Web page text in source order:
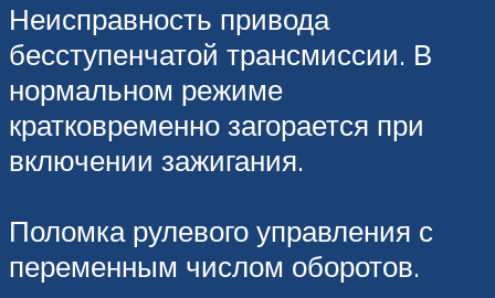
Неисправность привода
бесступенчатой трансмиссии. В
нормальном режиме
кратковременно загорается при
включении зажигания.
Поломка рулевого управления с
переменным числом оборотов.